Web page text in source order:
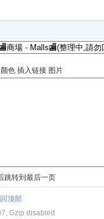
色 插入链接 图片
跳转到最后一页
顶部
Gzip disabled